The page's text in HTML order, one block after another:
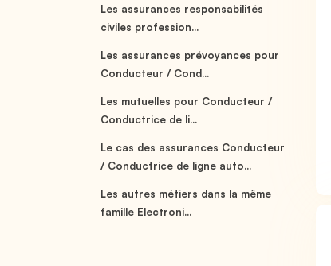
Les assurances responsabilités
civiles profession...
Les assurances prévoyances pour
Conducteur / Cond...
Les mutuelles pour Conducteur /
Conductrice de li...
Le cas des assurances Conducteur
/ Conductrice de ligne auto...
Les autres métiers dans la même
famille Electroni...